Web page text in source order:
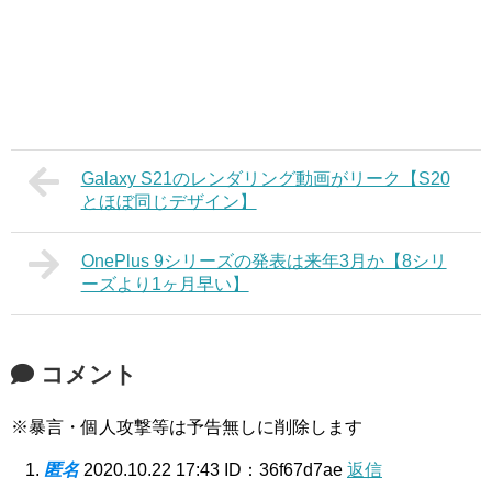
Galaxy S21のレンダリング動画がリーク【S20
とほぼ同じデザイン】
OnePlus 9シリーズの発表は来年3月か【8シリ
ーズより1ヶ月早い】
コメント
※暴言・個人攻撃等は予告無しに削除します
匿名 2020.10.22 17:43 ID：36f67d7ae 返信